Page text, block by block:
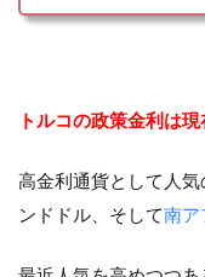
トルコの政策金利は
高金利通貨として人
ンドドル、そして南ア